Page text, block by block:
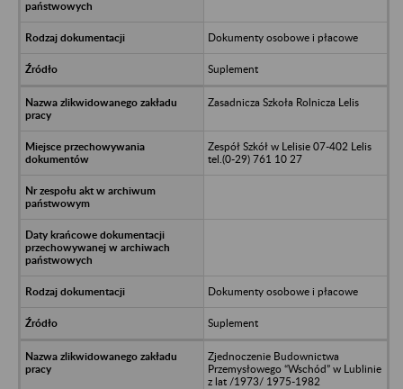
Dokumenty osobowe i płacowe
Suplement
Zasadnicza Szkoła Rolnicza Lelis
Zespół Szkół w Lelisie 07-402 Lelis
tel.(0-29) 761 10 27
Dokumenty osobowe i płacowe
Suplement
Zjednoczenie Budownictwa
Przemysłowego “Wschód” w Lublinie
z lat /1973/ 1975-1982